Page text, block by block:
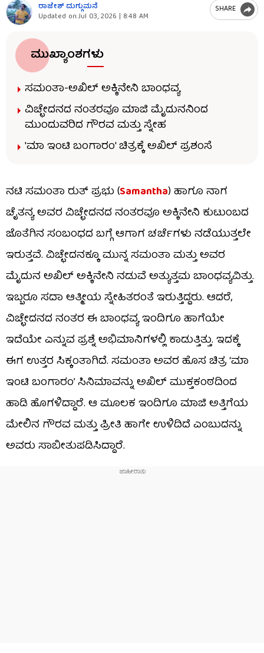
ರಾಜೇಶ್ ದುಗ್ಗುಮನೆ
Updated on:Jul 03, 2026 | 8:48 AM
SHARE
ಮುಖ್ಯಾಂಶಗಳು
ಸಮಂತಾ-ಅಖಿಲ್ ಅಕ್ಕಿನೇನಿ ಬಾಂಧವ್ಯ
ವಿಚ್ಛೇದನದ ನಂತರವೂ ಮಾಜಿ ಮೈದುನನಿಂದ
ಮುಂದುವರಿದ ಗೌರವ ಮತ್ತು ಸ್ನೇಹ
'ಮಾ ಇಂಟಿ ಬಂಗಾರಂ' ಚಿತ್ರಕ್ಕೆ ಅಖಿಲ್ ಪ್ರಶಂಸೆ
ನಟಿ ಸಮಂತಾ ರುತ್ ಪ್ರಭು (Samantha) ಹಾಗೂ ನಾಗ
ಚೈತನ್ಯ ಅವರ ವಿಚ್ಛೇದನದ ನಂತರವೂ ಅಕ್ಕಿನೇನಿ ಕುಟುಂಬದ
ಜೊತೆಗಿನ ಸಂಬಂಧದ ಬಗ್ಗೆ ಆಗಾಗ ಚರ್ಚೆಗಳು ನಡೆಯುತ್ತಲೇ
ಇರುತ್ತವೆ. ವಿಚ್ಛೇದನಕ್ಕೂ ಮುನ್ನ ಸಮಂತಾ ಮತ್ತು ಅವರ
ಮೈದುನ ಅಖಿಲ್ ಅಕ್ಕಿನೇನಿ ನಡುವೆ ಅತ್ಯುತ್ತಮ ಬಾಂಧವ್ಯವಿತ್ತು.
ಇಬ್ಬರೂ ಸದಾ ಆತ್ಮೀಯ ಸ್ನೇಹಿತರಂತೆ ಇರುತ್ತಿದ್ದರು. ಆದರೆ,
ವಿಚ್ಛೇದನದ ನಂತರ ಈ ಬಾಂಧವ್ಯ ಇಂದಿಗೂ ಹಾಗೆಯೇ
ಇದೆಯೇ ಎನ್ನುವ ಪ್ರಶ್ನೆ ಅಭಿಮಾನಿಗಳಲ್ಲಿ ಕಾಡುತ್ತಿತ್ತು. ಇದಕ್ಕೆ
ಈಗ ಉತ್ತರ ಸಿಕ್ಕಂತಾಗಿದೆ. ಸಮಂತಾ ಅವರ ಹೊಸ ಚಿತ್ರ ‘ಮಾ
ಇಂಟಿ ಬಂಗಾರಂ’ ಸಿನಿಮಾವನ್ನು ಅಖಿಲ್ ಮುಕ್ತಕಂಠದಿಂದ
ಹಾಡಿ ಹೊಗಳಿದ್ದಾರೆ. ಆ ಮೂಲಕ ಇಂದಿಗೂ ಮಾಜಿ ಅತ್ತಿಗೆಯ
ಮೇಲಿನ ಗೌರವ ಮತ್ತು ಪ್ರೀತಿ ಹಾಗೇ ಉಳಿದಿದೆ ಎಂಬುದನ್ನು
ಅವರು ಸಾಬೀತುಪಡಿಸಿದ್ದಾರೆ.